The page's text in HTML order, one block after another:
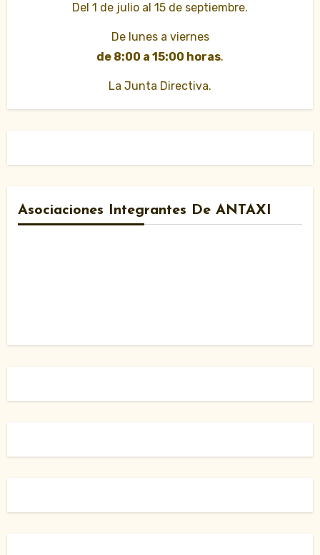
Del 1 de julio al 15 de septiembre.
De lunes a viernes
de 8:00 a 15:00 horas.
La Junta Directiva.
Asociaciones Integrantes De ANTAXI